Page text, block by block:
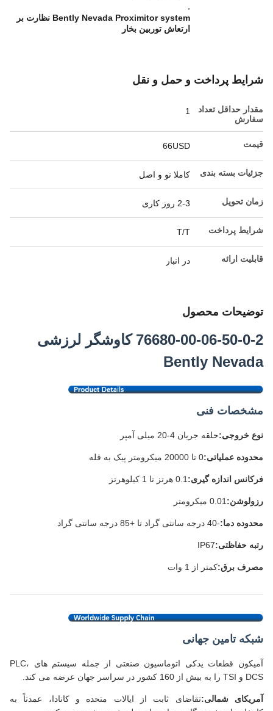
Bently Nevada Proximitor system نظارت بر
ارتعاش توربین بخار
شرایط پرداخت و حمل و نقل
مقدار حداقل تعداد
سفارش
1
قیمت 66USD
جزئیات بسته بندی کاملا نو و اصل
زمان تحویل 2-3 روز کاری
شرایط پرداخت T/T
قابلیت ارائه در انبار
توضیحات محصول
76680-00-06-50-0-2 کاوشگر لرزشی
Bently Nevada
مشخصات فنی
نوع خروجی:حلقه جریان 4-20 میلی آمپر
محدوده عملیاتی:0 تا 20000 میکرومتر پیک به قله
فرکانس اندازه گیری: 0.1 هرتز تا 1 کیلوهرتز
رزولوشن: 0.01 میکرومتر
محدوده دما:-40 درجه سانتی گراد تا +85 درجه سانتی گراد
رتبه حفاظتی:IP67
مصرف برق:کمتر از 1 وات
شبکه تامین جهانی
آمیکون قطعات یدکی اتوماسیون صنعتی از جمله سیستم های PLC،
DCS و TSI را به بیش از 160 کشور در سراسر جهان عرضه می کند.
آمریکای شمالی:تقاضای ثابت از ایالات متحده و کانادا، عمدتاً به